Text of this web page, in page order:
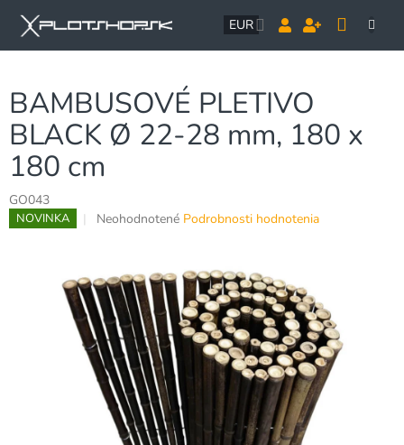
obsah
EUR
BAMBUSOVÉ PLETIVO
BLACK Ø 22-28 mm, 180 x
180 cm
GO043
NOVINKA
Priemerné
0,0
z
5
hviezdičiek.
Neohodnotené Podrobnosti hodnotenia